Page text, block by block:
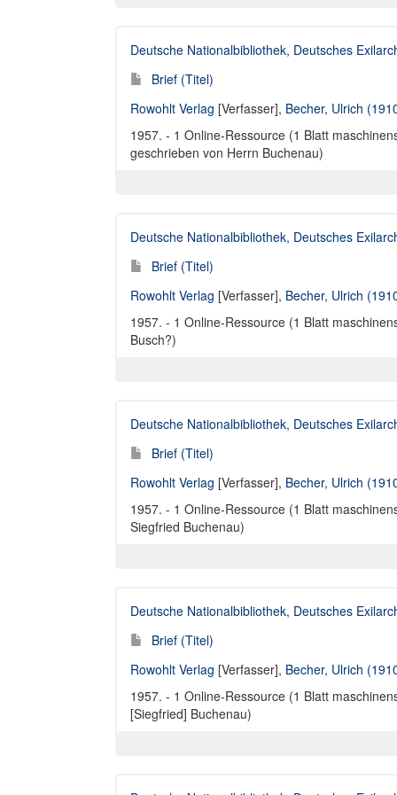
Deutsche Nationalbibliothek, Deutsches
Brief (Titel)
Rowohlt Verlag [Verfasser], Becher, Ulrich
1957. - 1 Online-Ressource (1 Blatt
geschrieben von Herrn Buchenau)
Deutsche Nationalbibliothek, Deutsches
Brief (Titel)
Rowohlt Verlag [Verfasser], Becher, Ulrich
1957. - 1 Online-Ressource (1 Blatt
Busch?)
Deutsche Nationalbibliothek, Deutsches
Brief (Titel)
Rowohlt Verlag [Verfasser], Becher, Ulrich
1957. - 1 Online-Ressource (1 Blatt
Siegfried Buchenau)
Deutsche Nationalbibliothek, Deutsches
Brief (Titel)
Rowohlt Verlag [Verfasser], Becher, Ulrich
1957. - 1 Online-Ressource (1 Blatt
[Siegfried] Buchenau)